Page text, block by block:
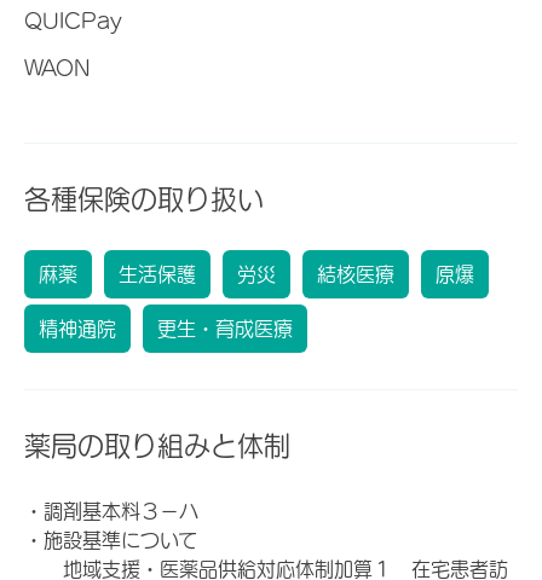
QUICPay
WAON
各種保険の取り扱い
麻薬 生活保護 労災 結核医療 原爆
精神通院 更生・育成医療
薬局の取り組みと体制
・調剤基本料３－ハ
・施設基準について
地域支援・医薬品供給対応体制加算１ 在宅患者訪